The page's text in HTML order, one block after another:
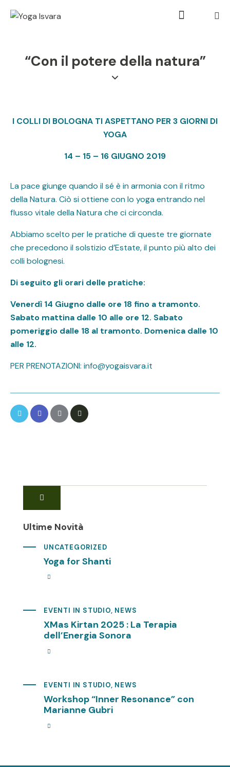
“Con il potere della natura”
I COLLI DI BOLOGNA TI ASPETTANO PER 3 GIORNI DI
YOGA
14 – 15 – 16 GIUGNO 2019
La pace giunge quando il sé è in armonia con il ritmo
della Natura. Ciò si ottiene con lo yoga entrando nel
flusso vitale della Natura che ci circonda.
Abbiamo scelto per le pratiche di queste tre giornate
che precedono il solstizio d’Estate, il punto più alto dei
colli bolognesi.
Di seguito gli orari delle pratiche:
Venerdì 14 Giugno dalle ore 18 fino a tramonto.
Sabato mattina dalle 10 alle ore 12. Sabato
pomeriggio dalle 18 al tramonto. Domenica dalle 10
alle 12.
PER PRENOTAZIONI: info@yogaisvara.it
Ultime Novità
UNCATEGORIZED
Yoga for Shanti
EVENTI IN STUDIO, NEWS
XMas Kirtan 2025 : La Terapia
dell’Energia Sonora
EVENTI IN STUDIO, NEWS
Workshop “Inner Resonance” con
Marianne Gubri